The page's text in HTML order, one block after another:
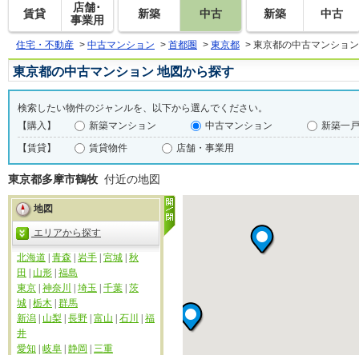
賃貸
店舗･
事業用
新築 中古 新築 中古
住宅・不動産 > 中古マンション > 首都圏 > 東京都 > 東京都の中古マンショ
東京都の中古マンション 地図から探す
検索したい物件のジャンルを、以下から選んでください。
【購入】
新築マンション 中古マンション
新築一
【賃貸】
賃貸物件 店舗・事業用
東京都多摩市鶴牧 付近の地図
地図
エリアから探す
北海道 青森 岩手 宮城 秋
田
山形 福島
東京 神奈川 埼玉 千葉 茨
城 栃木 群馬
新潟
山梨 長野 富山 石川
福
井
愛知
岐阜 静岡
三重